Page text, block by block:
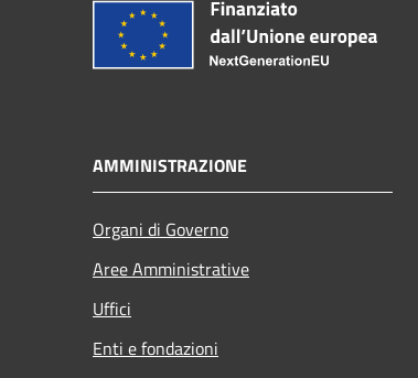
AMMINISTRAZIONE
Organi di Governo
Aree Amministrative
Uffici
Enti e fondazioni